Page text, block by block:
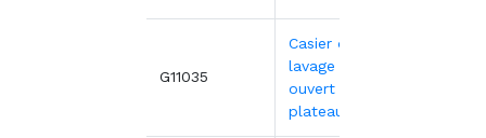
G11035
Casier de
lavage gris
ouvert pour
plateaux